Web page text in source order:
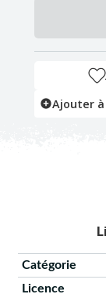
Ajouter
Catégorie
Licence